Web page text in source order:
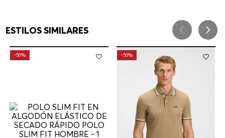
ESTILOS SIMILARES
-50% -50%